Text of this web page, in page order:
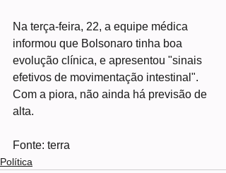
Na terça-feira, 22, a equipe médica
informou que Bolsonaro tinha boa
evolução clínica, e apresentou "sinais
efetivos de movimentação intestinal".
Com a piora, não ainda há previsão de
alta.
Fonte: terra
Política